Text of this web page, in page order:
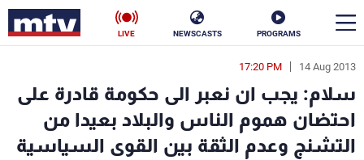
PROGRAMS
NEWSCASTS
LIVE
14 Aug 2013
17:20 PM
سلام: يجب ان نعبر الى حكومة قادرة على
احتضان هموم الناس والبلاد بعيدا من
التشنج وعدم الثقة بين القوى السياسية
en
الأخبار
سياسة ناس